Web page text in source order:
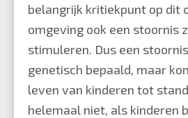
belangrijk kritiekpunt op dit
omgeving ook een stoornis
stimuleren. Dus een
genetisch bepaald, maar
leven van kinderen tot
helemaal niet, als kinderen